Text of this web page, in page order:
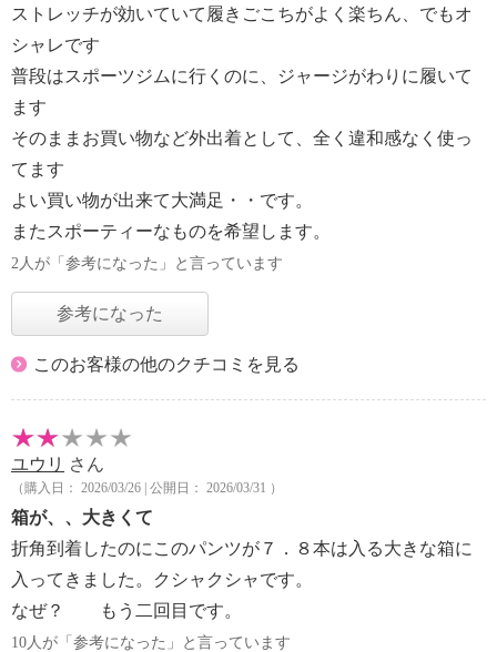
ストレッチが効いていて履きごこちがよく楽ちん、でもオ
シャレです
普段はスポーツジムに行くのに、ジャージがわりに履いて
ます
そのままお買い物など外出着として、全く違和感なく使っ
てます
よい買い物が出来て大満足・・です。
またスポーティーなものを希望します。
2人が「参考になった」と言っています
参考になった
このお客様の他のクチコミを見る
ユウリ さん
（購入日： 2026/03/26 | 公開日： 2026/03/31 ）
箱が、、大きくて
折角到着したのにこのパンツが７．８本は入る大きな箱に
入ってきました。クシャクシャです。
なぜ？ もう二回目です。
10人が「参考になった」と言っています